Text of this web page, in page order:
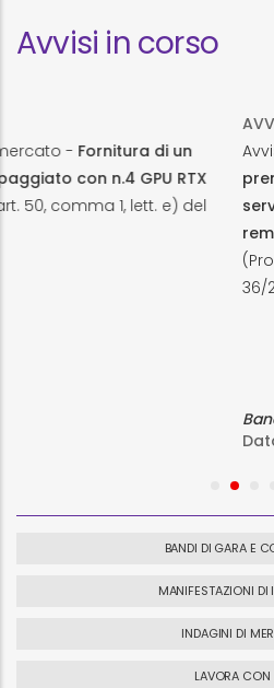
Avvisi in corso
di un
n.4 GPU RTX
1, lett. e) del
AVVSA_2026-
Avviso
premise di
servizio di
remota per
(Procedura
Bandi di gara
Data di
BANDI DI GARA E
MANIFESTAZIONI DI
INDAGINI DI
LAVORA CON